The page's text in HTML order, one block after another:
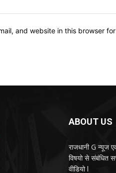
and website in this browser
ABOUT US
राजधानी G न्यूज
विषयो से संबंधित
वीडियो l